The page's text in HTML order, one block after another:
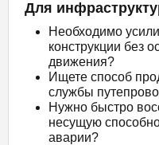
Для
Необходимо
конструкции без
движения?
Ищете способ
службы
Нужно быстро
несущую
аварии?